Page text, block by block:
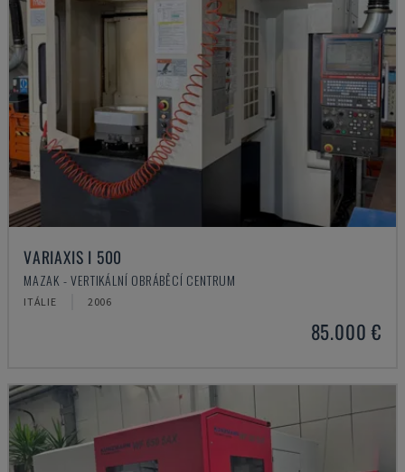
VARIAXIS I 500
MAZAK - VERTIKÁLNÍ OBRÁBĚCÍ CENTRUM
ITÁLIE 2006
85.000 €